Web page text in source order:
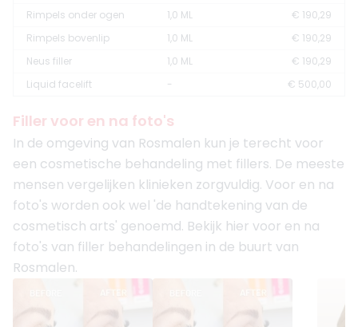
Rimpels onder ogen 1,0 ML
€ 190,29
Rimpels bovenlip
1,0 ML
€ 190,29
Neus filler
1,0 ML
€ 190,29
Liquid facelift
- € 500,00
Filler voor en na foto's
In de omgeving van Rosmalen kun je terecht voor
een cosmetische behandeling met fillers. De meeste
mensen vergelijken klinieken zorgvuldig. Voor en na
foto's worden ook wel 'de handtekening van de
cosmetisch arts' genoemd. Bekijk hier voor en na
foto's van filler behandelingen in de buurt van
Rosmalen.